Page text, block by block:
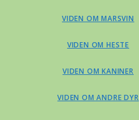
VIDEN OM MARSVIN
VIDEN OM HESTE
VIDEN OM KANINER
VIDEN OM ANDRE DYR